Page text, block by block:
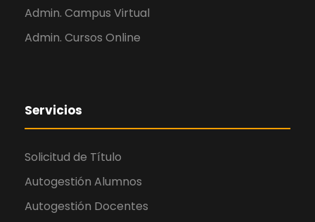
Admin. Campus Virtual
Admin. Cursos Online
Servicios
Solicitud de Título
Autogestión Alumnos
Autogestión Docentes